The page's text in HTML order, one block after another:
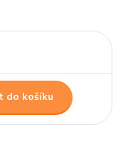
do košíku